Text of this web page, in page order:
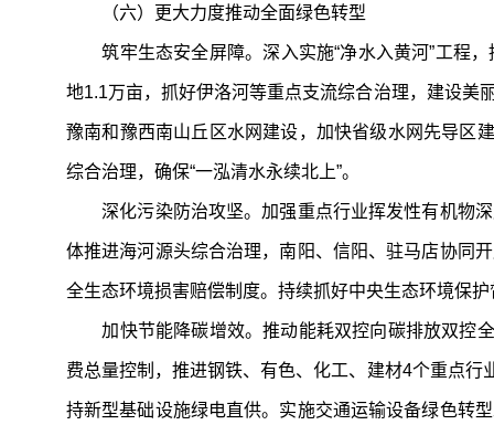
（六）更大力度推动全面绿色转型
筑牢生态安全屏障。深入实施“净水入黄河”工程，
地1.1万亩，抓好伊洛河等重点支流综合治理，建设美
豫南和豫西南山丘区水网建设，加快省级水网先导区
综合治理，确保“一泓清水永续北上”。
深化污染防治攻坚。加强重点行业挥发性有机物深
体推进海河源头综合治理，南阳、信阳、驻马店协同
全生态环境损害赔偿制度。持续抓好中央生态环境保
加快节能降碳增效。推动能耗双控向碳排放双控全
费总量控制，推进钢铁、有色、化工、建材4个重点
持新型基础设施绿电直供。实施交通运输设备绿色转